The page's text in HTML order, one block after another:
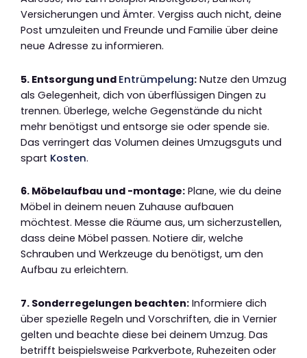
Versicherungen und Ämter. Vergiss auch nicht, deine
Post umzuleiten und Freunde und Familie über deine
neue Adresse zu informieren.
5. Entsorgung und Entrümpelung: Nutze den Umzug
als Gelegenheit, dich von überflüssigen Dingen zu
trennen. Überlege, welche Gegenstände du nicht
mehr benötigst und entsorge sie oder spende sie.
Das verringert das Volumen deines Umzugsguts und
spart Kosten.
6. Möbelaufbau und -montage: Plane, wie du deine
Möbel in deinem neuen Zuhause aufbauen
möchtest. Messe die Räume aus, um sicherzustellen,
dass deine Möbel passen. Notiere dir, welche
Schrauben und Werkzeuge du benötigst, um den
Aufbau zu erleichtern.
7. Sonderregelungen beachten: Informiere dich
über spezielle Regeln und Vorschriften, die in Vernier
gelten und beachte diese bei deinem Umzug. Das
betrifft beispielsweise Parkverbote, Ruhezeiten oder